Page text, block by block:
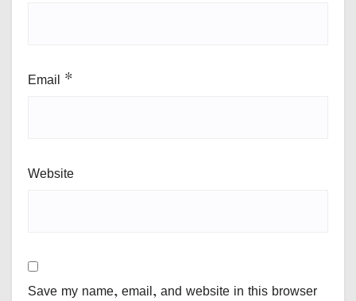
Email *
Website
Save my name, email, and website in this browser